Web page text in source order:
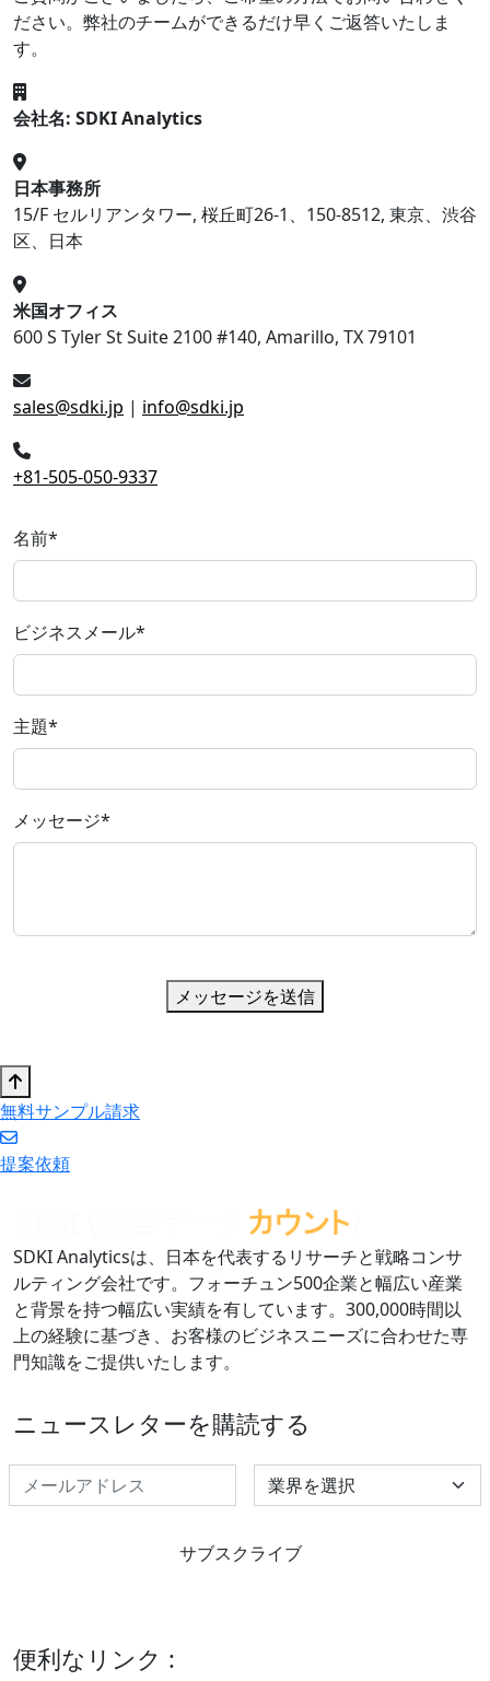
ださい。弊社のチームができるだけ早くご返答いたしま
す。
会社名: SDKI Analytics
日本事務所
15/F セルリアンタワー, 桜丘町26-1、150-8512, 東京、渋谷
区、日本
米国オフィス
600 S Tyler St Suite 2100 #140, Amarillo, TX 79101
sales@sdki.jp | info@sdki.jp
+81-505-050-9337
名前*
ビジネスメール*
主題*
メッセージ*
メッセージを送信
無料サンプル請求
提案依頼
SDKI Analyticsは、日本を代表するリサーチと戦略コンサ
ルティング会社です。フォーチュン500企業と幅広い産業
と背景を持つ幅広い実績を有しています。300,000時間以
上の経験に基づき、お客様のビジネスニーズに合わせた専
門知識をご提供いたします。
ニュースレターを購読する
Select Industry
サブスクライブ
便利なリンク :